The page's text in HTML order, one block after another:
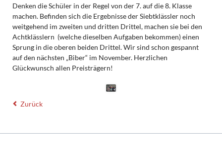
Denken die Schüler in der Regel von der 7. auf die 8. Klasse
machen. Befinden sich die Ergebnisse der Siebtklässler noch
weitgehend im zweiten und dritten Drittel, machen sie bei den
Achtklässlern (welche dieselben Aufgaben bekommen) einen
Sprung in die oberen beiden Drittel. Wir sind schon gespannt
auf den nächsten „Biber“ im November. Herzlichen
Glückwunsch allen Preisträgern!
Zurück